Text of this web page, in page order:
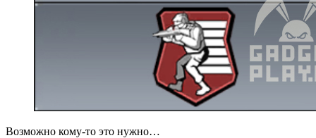
Возможно кому-то это нужно…